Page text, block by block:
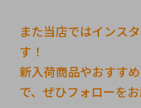
また当店ではインス
す！
新入荷商品やおすす
で、ぜひフォローをお